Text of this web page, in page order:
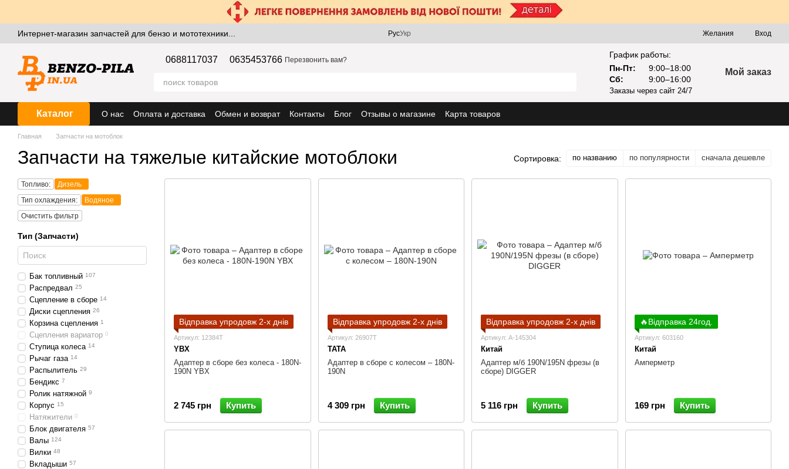
Интернет-магазин запчастей для бензо и мототехники... РусУкр Желания Вход
0688117037 0635453766 Перезвонить вам?
График работы:
Пн-Пт:
9:00–18:00
Сб:
9:00–16:00
Заказы через сайт 24/7
Мой заказ
Каталог О нас Оплата и доставка Обмен и возврат Контакты Блог Отзывы о магазине Карта товаров
Главная Запчасти на мотоблок
Запчасти на тяжелые китайские мотоблоки Сортировка: по названию по популярности сначала дешевле
Відправка упродовж 2-х днів
Артикул: 12384T
YBX
Адаптер в сборе без колеса - 180N-
190N YBX
2 745 грн Купить
Відправка упродовж 2-х днів
Артикул: 26907T
TATA
Адаптер в сборе с колесом – 180N-
190N
4 309 грн Купить
Відправка упродовж 2-х днів
Артикул: A-145304
Китай
Адаптер м/б 190N/195N фрезы (в
сборе) DIGGER
5 116 грн Купить
🔥Відправка 24год.
Артикул: 603160
Китай
Амперметр
169 грн Купить
Топливо:
Дизель
Тип охлаждения:
Водяное
Очистить фильтр
Тип (Запчасти)
Бак топливный 107
Распредвал 25
Сцепление в сборе 14
Диски сцепления 26
Корзина сцепления 1
Сцепления вариатор 0
Ступица колеса 14
Рычаг газа 14
Распылитель 29
Бендикс 7
Ролик натяжной 9
Корпус 15
Натяжители 0
Блок двигателя 57
Валы 124
Вилки 48
Вкладыши 57